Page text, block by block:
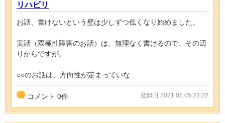
リハビリ
お話、書けないという壁は少しずつ低くなり始めました。
実話（双極性障害のお話）は、無理なく書けるので、その辺
りからですが。
○○のお話は、方向性が定まっていな...
コメント 0件 登録日 2021.05.05 23:22